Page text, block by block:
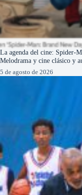
La agenda del cine: Spider-
Melodrama y cine clásico y
5 de agosto de 2026